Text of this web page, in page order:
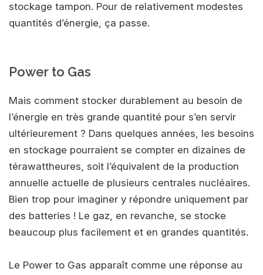
stockage tampon. Pour de relativement modestes
quantités d’énergie, ça passe.
Power to Gas
Mais comment stocker durablement au besoin de
l’énergie en très grande quantité pour s’en servir
ultérieurement ? Dans quelques années, les besoins
en stockage pourraient se compter en dizaines de
térawattheures, soit l’équivalent de la production
annuelle actuelle de plusieurs centrales nucléaires.
Bien trop pour imaginer y répondre uniquement par
des batteries ! Le gaz, en revanche, se stocke
beaucoup plus facilement et en grandes quantités.
Le Power to Gas apparaît comme une réponse au